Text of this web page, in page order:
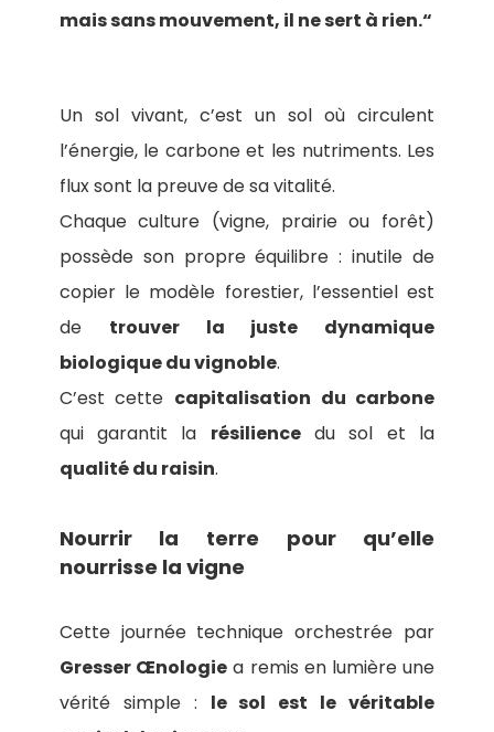
mais sans mouvement, il ne sert à rien.“
Un sol vivant, c’est un sol où circulent
l’énergie, le carbone et les nutriments. Les
flux sont la preuve de sa vitalité.
Chaque culture (vigne, prairie ou forêt)
possède son propre équilibre : inutile de
copier le modèle forestier, l’essentiel est
de trouver la juste dynamique
biologique du vignoble.
C’est cette capitalisation du carbone
qui garantit la résiliencedu sol et la
qualité du raisin.
Nourrir la terre pour qu’elle
nourrisse la vigne
Cette journée technique orchestrée par
Gresser Œnologie a remis en lumière une
vérité simple : le sol est le véritable